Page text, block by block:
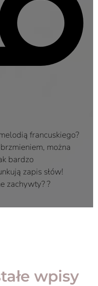
francuskiego?
można
bardzo
zapis słów!
zachywty? ?
wpisy